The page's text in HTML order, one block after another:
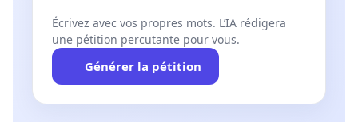
Écrivez avec vos propres mots. L’IA rédigera
une pétition percutante pour vous.
Générer la pétition